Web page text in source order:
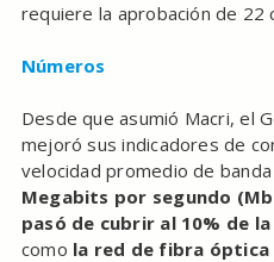
requiere la aprobación de 22
Números
Desde que asumió Macri, el
mejoró sus indicadores de
velocidad promedio de banda
Megabits por segundo
pasó de cubrir al 10% de
como la red de fibra